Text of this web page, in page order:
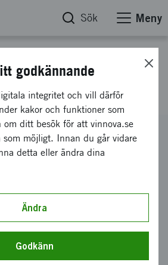
Sök Meny
2020
godkännande
integritet och vill därför
kakor och funktioner som
om ditt besök för att vinnova.se
som möjligt. Innan du går vidare
detta eller ändra dina
Ändra
Godkänn